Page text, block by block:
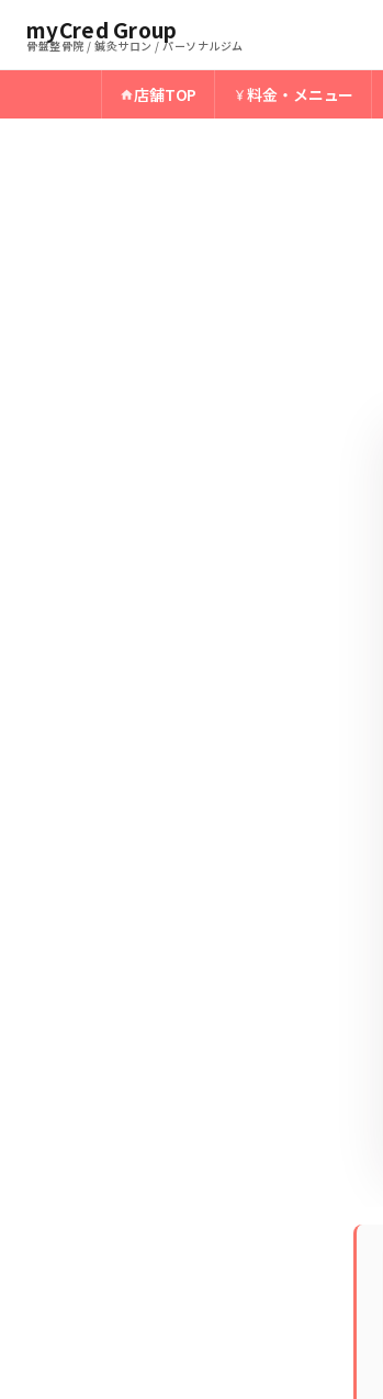
myCred Group
骨盤整骨院 / 鍼灸サロン / パーソナルジム
店舗TOP 料金・メニュー
ホーム › 酒田骨盤整骨院